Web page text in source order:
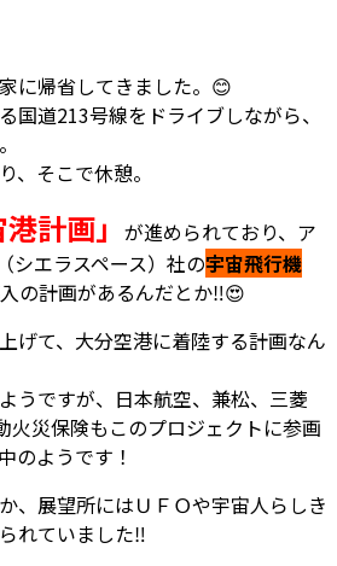
に帰省してきました。 😊
国道213号線をドライブしながら、
、そこで休憩。
港計画」
が進められており、ア
シエラスペース）社の宇宙飛行機
の計画があるんだとか‼😍
げて、大分空港に着陸する計画なん
うですが、日本航空、兼松、三菱
火災保険もこのプロジェクトに参画
のようです！
、展望所にはＵＦＯや宇宙人らしき
れていました‼